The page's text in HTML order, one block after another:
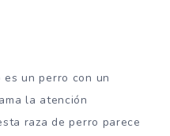
es un perro con un
la atención
raza de perro parece